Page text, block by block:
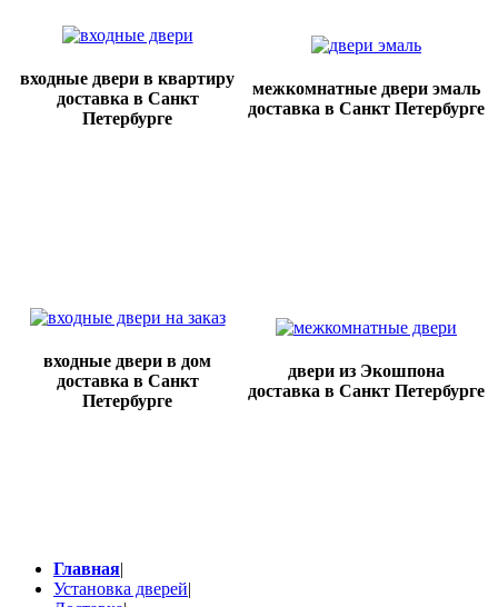
входные двери в квартиру
доставка в Санкт
Петербурге
межкомнатные двери эмаль
доставка в Санкт Петербурге
входные двери в дом
доставка в Санкт
Петербурге
двери из Экошпона
доставка в Санкт Петербурге
Главная|
Установка дверей|